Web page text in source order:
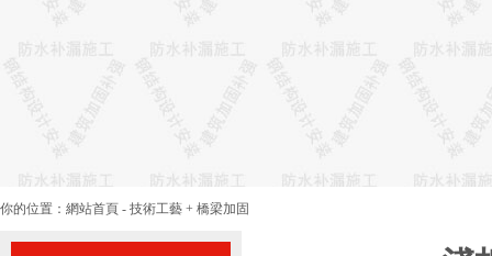
你的位置： 網站首頁 - 技術工藝 + 橋梁加固